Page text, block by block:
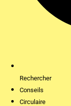
Rechercher
Conseils
Circulaire